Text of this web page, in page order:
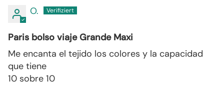
O.
Paris bolso viaje Grande Maxi
Me encanta el tejido los colores y la capacidad
que tiene
10 sobre 10